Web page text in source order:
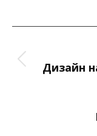
Дизайн